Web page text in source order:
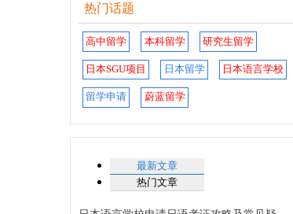
热门话题
高中留学 本科留学 研究生留学
日本SGU项目 日本留学 日本语言学校
留学申请 蔚蓝留学
最新文章
热门文章